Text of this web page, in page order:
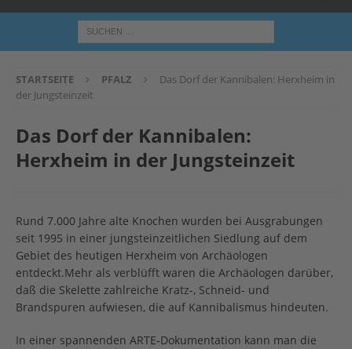
STARTSEITE PFALZ
Das Dorf der Kannibalen: Herxheim in
der Jungsteinzeit
Das Dorf der Kannibalen:
Herxheim in der Jungsteinzeit
Rund 7.000 Jahre alte Knochen wurden bei Ausgrabungen
seit 1995 in einer jungsteinzeitlichen Siedlung auf dem
Gebiet des heutigen Herxheim von Archäologen
entdeckt.Mehr als verblüfft waren die Archäologen darüber,
daß die Skelette zahlreiche Kratz-, Schneid- und
Brandspuren aufwiesen, die auf Kannibalismus hindeuten.
In einer spannenden ARTE-Dokumentation kann man die